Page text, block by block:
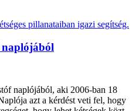
naplójából
naplójából, aki 2006-ban 18
azt a kérdést veti fel, hogy